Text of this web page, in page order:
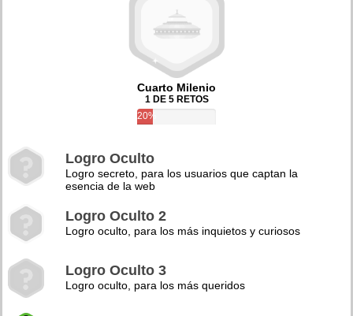
Cuarto Milenio
1 DE 5 RETOS
20%
Logro Oculto
Logro secreto, para los usuarios que captan la
esencia de la web
Logro Oculto 2
Logro oculto, para los más inquietos y curiosos
Logro Oculto 3
Logro oculto, para los más queridos